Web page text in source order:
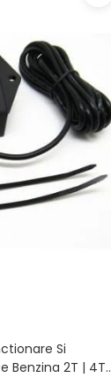
Si
Benzina 2T | 4T